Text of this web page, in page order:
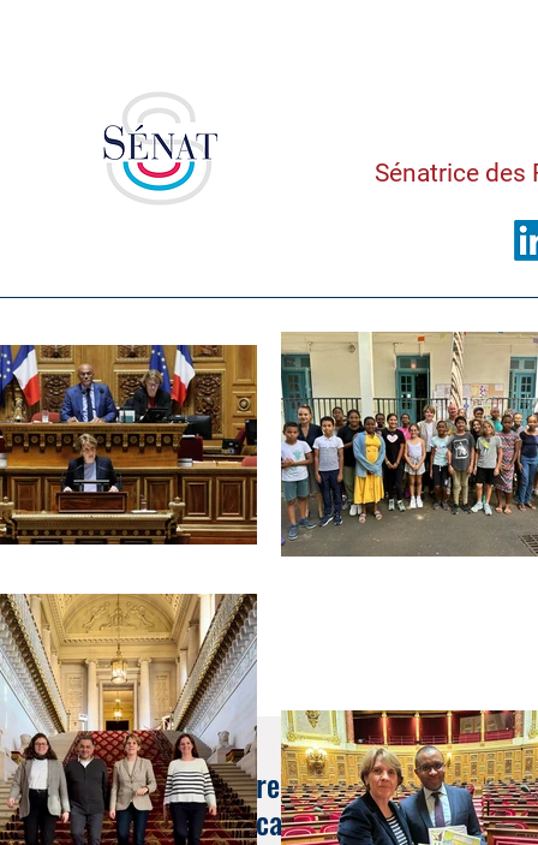
Sénatrice des
Nouvelle circulaire relative aux
relatives aux certificats de nationalité
7 déc. 2023